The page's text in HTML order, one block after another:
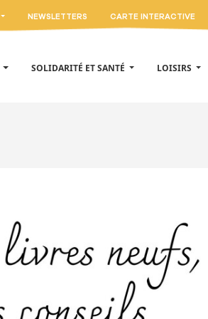
NEWSLETTERS CARTE INTERACTIVE
SOLIDARITÉ ET SANTÉ LOISIRS